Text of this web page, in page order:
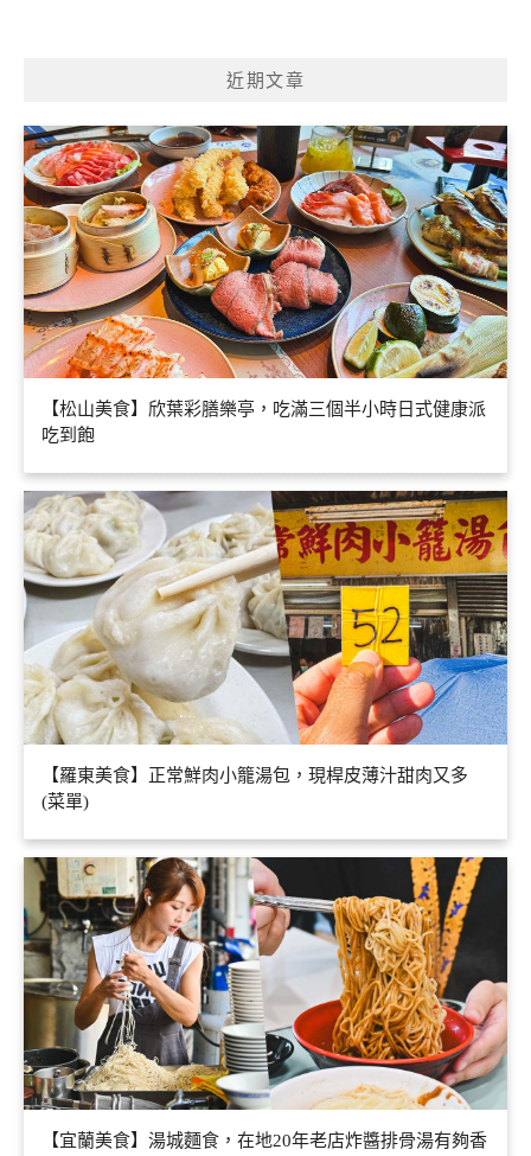
近期文章
【松山美食】欣葉彩膳樂亭，吃滿三個半小時日式健康派
吃到飽
【羅東美食】正常鮮肉小籠湯包，現桿皮薄汁甜肉又多
(菜單)
【宜蘭美食】湯城麵食，在地20年老店炸醬排骨湯有夠香